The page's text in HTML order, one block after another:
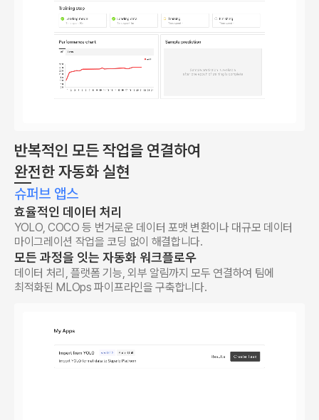
반복적인 모든 작업을 연결하여
완전한 자동화 실현
슈퍼브 앱스
효율적인 데이터 처리
YOLO, COCO 등 번거로운 데이터 포맷 변환이나 대규모 데이터
마이그레이션 작업을 코딩 없이 해결합니다.
모든 과정을 잇는 자동화 워크플로우
데이터 처리, 플랫폼 기능, 외부 알림까지 모두 연결하여 팀에
최적화된 MLOps 파이프라인을 구축합니다.